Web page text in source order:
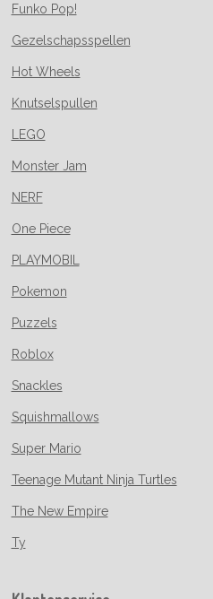
Funko Pop!
Gezelschapsspellen
Hot Wheels
Knutselspullen
LEGO
Monster Jam
NERF
One Piece
PLAYMOBIL
Pokemon
Puzzels
Roblox
Snackles
Squishmallows
Super Mario
Teenage Mutant Ninja Turtles
The New Empire
Ty